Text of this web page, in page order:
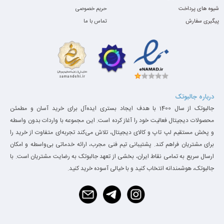
نصب‌شده (بسته به موجودی)
سرویس، کیبورد مقاوم، امکان نصب
SSD دوم
عملکرد، تست‌ها و موارد استفاده پیشنهادی
بوت سریع و بارگذاری نرم‌افزارها به‌خاطر NVMe SSD — تجربه
کاربری چابک در کارهای روزمره.
8GB رم برای کارهای مولتی‌تسکینگ پایه کافی است؛ برای پروژه‌های
سنگین پیشنهاد می‌شود به 16GB ارتقا دهید.
گرافیک یکپارچه Intel UHD مناسب ادیت سبک تصویر، تماشای ویدئو و
اجرای نرم‌افزارهای غیرگرافیکی است؛ برای تدوین و گیمینگ قوی
پایداری ساخت، پورت‌های کامل و وجود Ethernet، این دستگاه را برای
شیوه های پرداخت
پیگیری سفارش
حریم خصوصی
تماس با ما
درباره جالبوتک
جالبوتک از سال 1400 با هدف ایجاد بستری ایده‌آل برای خرید آسان و مطمئن
محصولات دیجیتال فعالیت خود را آغاز کرده است. این مجموعه با واردات بدون واسطه
و پخش مستقیم لپ تاپ و کالای دیجیتال، تلاش می‌کند تجربه‌ای متفاوت از خرید را
برای مشتریان فراهم کند. پشتیبانی تیم فنی مجرب، ارائه خدماتی بی‌واسطه و امکان
ارسال سریع به تمامی نقاط ایران، بخشی از تعهد جالبوتک به رضایت مشتریان است. با
جالبوتک، هوشمندانه انتخاب کنید و با خیالی آسوده خرید کنید.